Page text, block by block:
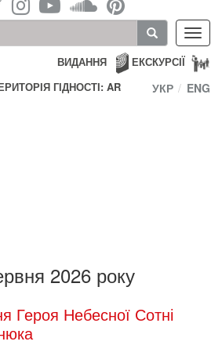
ЕКСКУРСІЇ
ВИДАННЯ
ГІДНОСТІ: AR
УКР ENG
2026 року
Героя Небесної Сотні